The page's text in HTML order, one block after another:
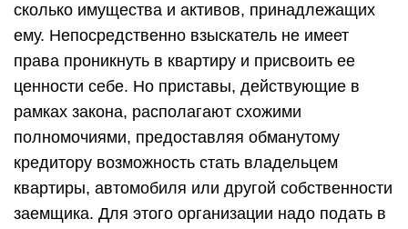
сколько имущества и активов, принадлежащих
ему. Непосредственно взыскатель не имеет
права проникнуть в квартиру и присвоить ее
ценности себе. Но приставы, действующие в
рамках закона, располагают схожими
полномочиями, предоставляя обманутому
кредитору возможность стать владельцем
квартиры, автомобиля или другой собственности
заемщика. Для этого организации надо подать в